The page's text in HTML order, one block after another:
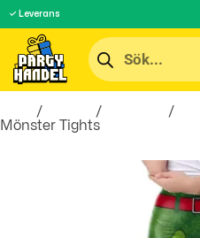
✓ Leverans
/ / /
Mönster Tights